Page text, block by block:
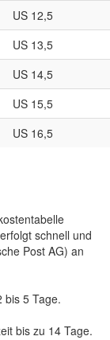
US 12,5
US 13,5
US 14,5
US 15,5
US 16,5
schnell und
Post AG) an
bis 5 Tage.
bis zu 14 Tage.